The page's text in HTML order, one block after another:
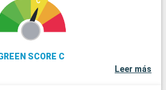
SCORE C
Leer más